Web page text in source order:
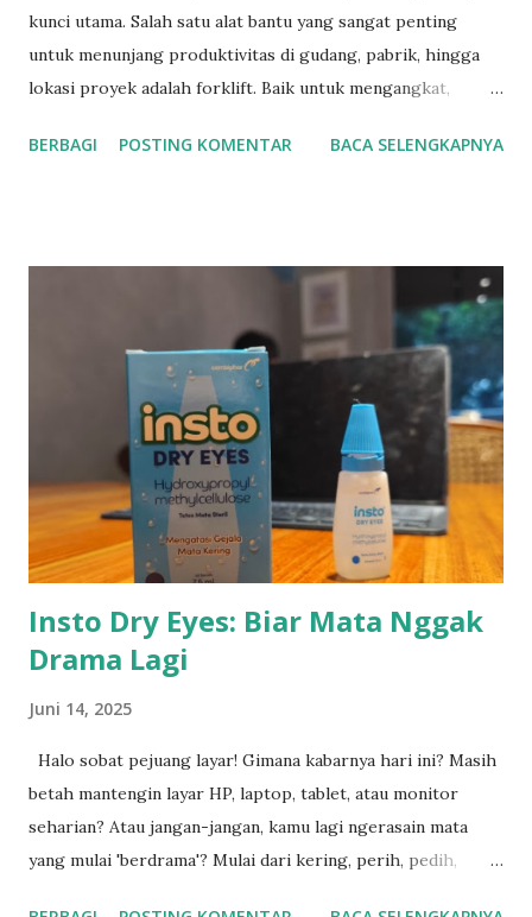
kunci utama. Salah satu alat bantu yang sangat penting
untuk menunjang produktivitas di gudang, pabrik, hingga
lokasi proyek adalah forklift. Baik untuk mengangkat,
menghemat waktu dan tenaga. Menyadari kebutuhan
Tidak semua bisnis membutuhkan forklift baru. Bagi
perusahaan yang ingin menekan anggaran tanpa
mengorbankan kualitas, memilih forklift bekas bisa menjadi
langkah cerdas. SHN menyediakan berbagai unit forklift
second yang masih dalam kondisi prima dan layak
operasional. Setiap unit telah melalui proses inspeksi
menyeluruh oleh teknisi berpengalaman sebelum
ditawarkan kepada pelanggan. Forklift bekas dari SHN
memiliki keunggulan: ● Harga lebih terjangkau dibanding
unit baru ●...
BERBAGI POSTING KOMENTAR BACA SELENGKAPNYA
Insto Dry Eyes: Biar Mata Nggak
Drama Lagi
Juni 14, 2025
Halo sobat pejuang layar! Gimana kabarnya hari ini? Masih
betah mantengin layar HP, laptop, tablet, atau monitor
seharian? Atau jangan-jangan, kamu lagi ngerasain mata
yang mulai 'berdrama'? Mulai dari kering, perih, pedih,